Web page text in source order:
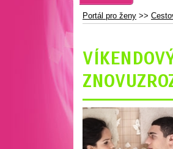
Portál pro ženy >>